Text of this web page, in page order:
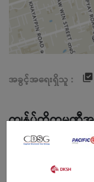
အခွင့်အရေးရှိသူ :
ကျွန်ုပ်တို့ကုမ္ပဏီအ
✨“𝐖𝐞𝐥𝐜𝐨𝐦𝐞 𝐟𝐫𝐨𝐦
🇲🇲🏫 𝐌𝐲𝐚𝐧𝐦𝐚𝐫